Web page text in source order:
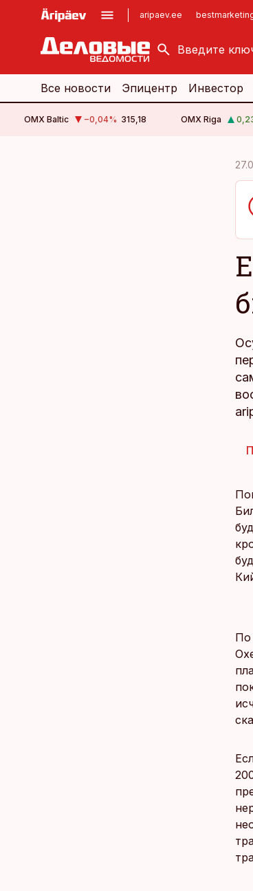
aripaev.ee
kinnisvarauudised.ee
logistikauudised.ee
Все новости Эпицентр Инвестор
OMX Baltic −0,04% 315,18 OMX Riga
По